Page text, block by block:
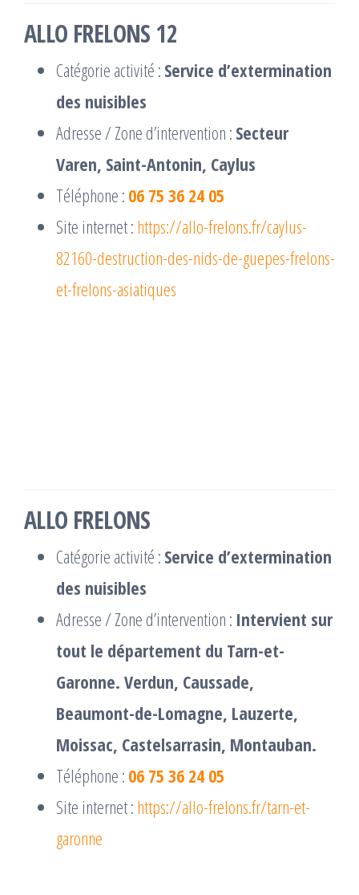
ALLO FRELONS 12
Catégorie activité : Service d’extermination
des nuisibles
Adresse / Zone d’intervention : Secteur
Varen, Saint-Antonin, Caylus
Téléphone : 06 75 36 24 05
Site internet : https://allo-frelons.fr/caylus-
82160-destruction-des-nids-de-guepes-frelons-
et-frelons-asiatiques
ALLO FRELONS
Catégorie activité : Service d’extermination
des nuisibles
Adresse / Zone d’intervention : Intervient sur
tout le département du Tarn-et-
Garonne. Verdun, Caussade,
Beaumont-de-Lomagne, Lauzerte,
Moissac, Castelsarrasin, Montauban.
Téléphone : 06 75 36 24 05
Site internet : https://allo-frelons.fr/tarn-et-
garonne